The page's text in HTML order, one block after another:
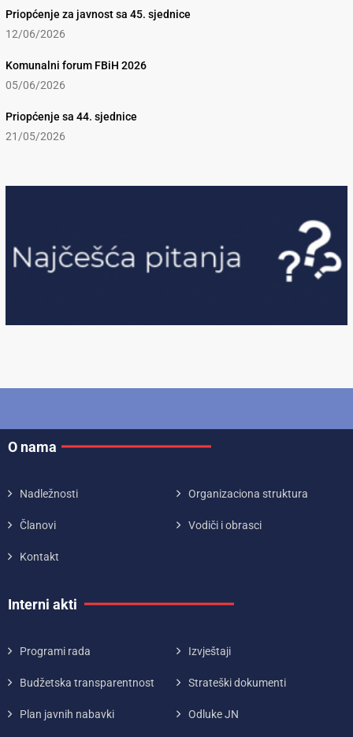
Priopćenje za javnost sa 45. sjednice
12/06/2026
Komunalni forum FBiH 2026
05/06/2026
Priopćenje sa 44. sjednice
21/05/2026
O nama
Nadležnosti Organizaciona struktura
Članovi Vodiči i obrasci
Kontakt
Interni akti
Programi rada Izvještaji
Budžetska transparentnost Strateški dokumenti
Plan javnih nabavki Odluke JN